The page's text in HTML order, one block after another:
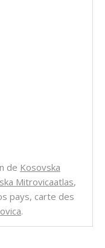
de Kosovska
Mitrovicaatlas,
pays, carte des
.